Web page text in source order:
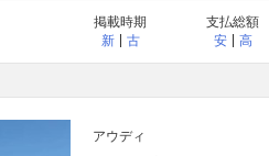
掲載時期
新
古
支払総額
安
高
アウディ